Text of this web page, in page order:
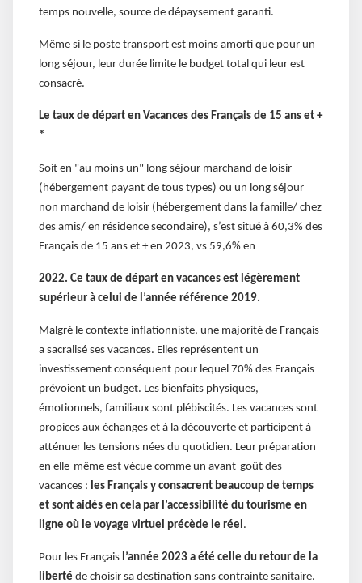
temps nouvelle, source de dépaysement garanti.
Même si le poste transport est moins amorti que pour un
long séjour, leur durée limite le budget total qui leur est
consacré.
Le taux de départ en Vacances des Français de 15 ans et +
*
Soit en "au moins un" long séjour marchand de loisir
(hébergement payant de tous types) ou un long séjour
non marchand de loisir (hébergement dans la famille/ chez
des amis/ en résidence secondaire), s’est situé à 60,3% des
Français de 15 ans et + en 2023, vs 59,6% en
2022. Ce taux de départ en vacances est légèrement
supérieur à celui de l’année référence 2019.
Malgré le contexte inflationniste, une majorité de Français
a sacralisé ses vacances. Elles représentent un
investissement conséquent pour lequel 70% des Français
prévoient un budget. Les bienfaits physiques,
émotionnels, familiaux sont plébiscités. Les vacances sont
propices aux échanges et à la découverte et participent à
atténuer les tensions nées du quotidien. Leur préparation
en elle-même est vécue comme un avant-goût des
vacances : les Français y consacrent beaucoup de temps
et sont aidés en cela par l’accessibilité du tourisme en
ligne où le voyage virtuel précède le réel.
Pour les Français l’année 2023 a été celle du retour de la
liberté de choisir sa destination sans contrainte sanitaire.